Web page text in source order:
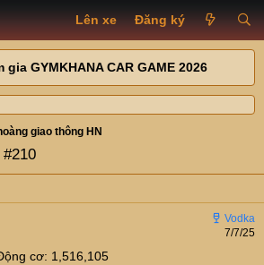
Lên xe Đăng ký
GYMKHANA CAR GAME 2026
giao thông HN
7/7/25
cơ 1,516,105